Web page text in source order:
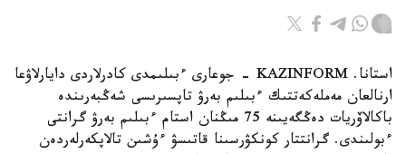
استانا. KAZINFORM - جوعارى ءبىلىمدى كادرلاردى دايارلاۋعا
ارنالعان مەملەكەتتىك ءبىلىم بەرۋ تاپسىرىسى شەڭبەرىندە
باكالاۆريات دەڭگەيىنە 75 مىڭنان استام ءبىلىم بەرۋ گرانتى
ءبولىندى. گرانتتار كونكۋرسىنا قاتىسۋ ءۇشىن تالاپكەرلەردەن